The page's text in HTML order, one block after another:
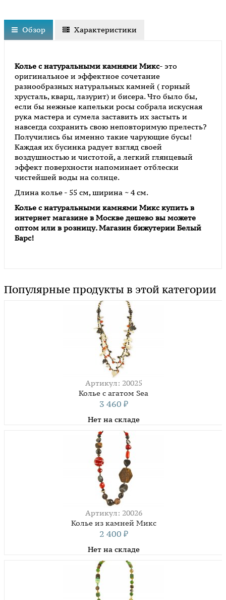
Обзор Характеристики
Колье с натуральными камнями Микс- это
оригинальное и эффектное сочетание
разнообразных натуральных камней ( горный
хрусталь, кварц, лазурит) и бисера. Что было бы,
если бы нежные капельки росы собрала искусная
рука мастера и сумела заставить их застыть и
навсегда сохранить свою неповторимую прелесть?
Получились бы именно такие чарующие бусы!
Каждая их бусинка радует взгляд своей
воздушностью и чистотой, а легкий глянцевый
эффект поверхности напоминает отблески
чистейшей воды на солнце.
Длина колье - 55 см, ширина ~ 4 см.
Колье с натуральными камнями Микскупить в
интернет магазине в Москве дешево вы можете
оптом или в розницу. Магазин бижутерии Белый
Барс!
Популярные продукты в этой категории
Артикул: 20025
Колье с агатом Sea
3 460 ₽
Нет на складе
Артикул: 20026
Колье из камней Микс
2 400 ₽
Нет на складе